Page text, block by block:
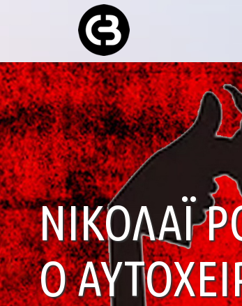
ΝΙΚΟΛΆΙ
Ο